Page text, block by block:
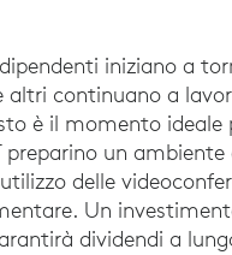
iniziano a
altri continuano a
è il momento ideale
preparino un
delle
Un
dividendi a